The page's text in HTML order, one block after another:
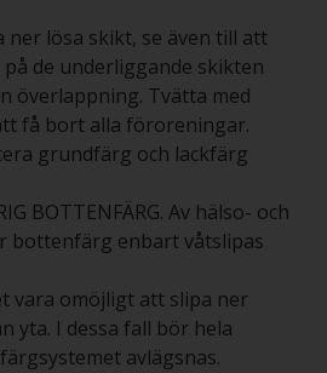
ner lösa skikt, se även till att
de underliggande skikten
överlappning. Tvätta med
få bort alla föroreningar.
grundfärg och lackfärg
BOTTENFÄRG. Av hälso- och
bottenfärg enbart våtslipas
vara omöjligt att slipa ner
yta. I dessa fall bör hela
avlägsnas.